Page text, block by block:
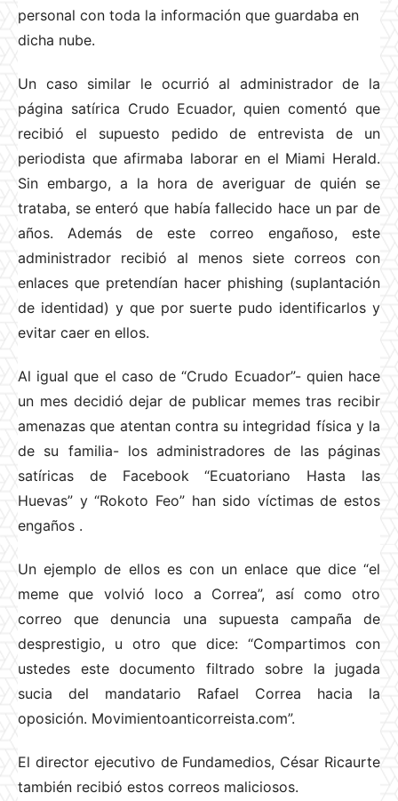
personal con toda la información que guardaba en
dicha nube.
Un caso similar le ocurrió al administrador de la
página satírica Crudo Ecuador, quien comentó que
recibió el supuesto pedido de entrevista de un
periodista que afirmaba laborar en el Miami Herald.
Sin embargo, a la hora de averiguar de quién se
trataba, se enteró que había fallecido hace un par de
años. Además de este correo engañoso, este
administrador recibió al menos siete correos con
enlaces que pretendían hacer phishing (suplantación
de identidad) y que por suerte pudo identificarlos y
evitar caer en ellos.
Al igual que el caso de “Crudo Ecuador”- quien hace
un mes decidió dejar de publicar memes tras recibir
amenazas que atentan contra su integridad física y la
de su familia- los administradores de las páginas
satíricas de Facebook “Ecuatoriano Hasta las
Huevas” y “Rokoto Feo” han sido víctimas de estos
engaños .
Un ejemplo de ellos es con un enlace que dice “el
meme que volvió loco a Correa”, así como otro
correo que denuncia una supuesta campaña de
desprestigio, u otro que dice: “Compartimos con
ustedes este documento filtrado sobre la jugada
sucia del mandatario Rafael Correa hacia la
oposición. Movimientoanticorreista.com”.
El director ejecutivo de Fundamedios, César Ricaurte
también recibió estos correos maliciosos.